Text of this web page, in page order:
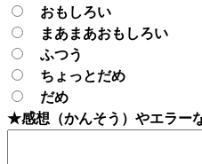
おもしろい
まあまあおもしろい
ふつう
ちょっとだめ
だめ
★感想（かんそう）やエラー